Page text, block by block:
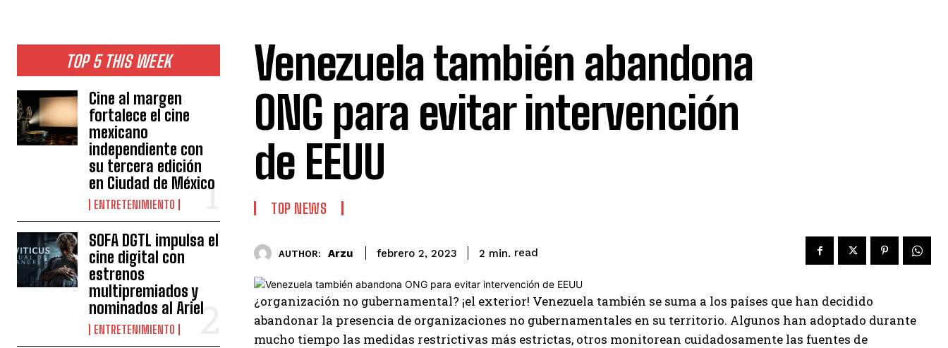
TOP 5 THIS WEEK
Cine al margen
fortalece el cine
mexicano
independiente con
su tercera edición
en Ciudad de México
ENTRETENIMIENTO
SOFA DGTL impulsa el
cine digital con
estrenos
multipremiados y
nominados al Ariel
ENTRETENIMIENTO
Venezuela también abandona
ONG para evitar intervención
de EEUU
TOP NEWS
AUTHOR: Arzu febrero 2, 2023 2 min. read
¿organización no gubernamental? ¡el exterior! Venezuela también se suma a los países que han decidido
abandonar la presencia de organizaciones no gubernamentales en su territorio. Algunos han adoptado durante
mucho tiempo las medidas restrictivas más estrictas, otros monitorean cuidadosamente las fuentes de